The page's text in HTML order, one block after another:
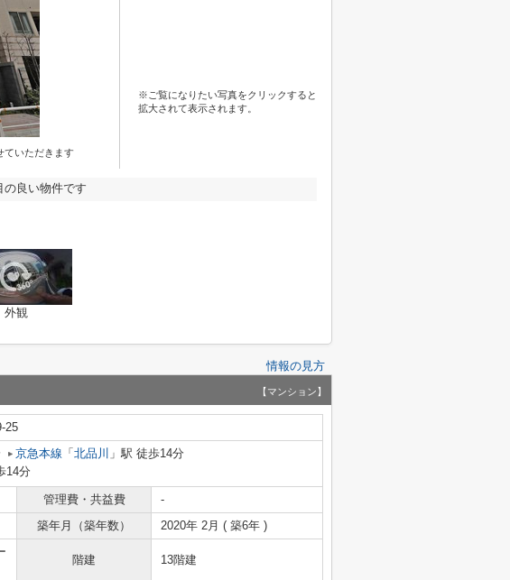
ていただきます
※ご覧になりたい写真をクリックすると
拡大されて表示されます。
の良い物件です
外観
情報の見方
【マンション】
25
京急本線 「 北品川 」駅 徒歩14分
14分
管理費・共益費
-
築年月（築年数） 2020年 2月 ( 築6年 )
階建 13階建